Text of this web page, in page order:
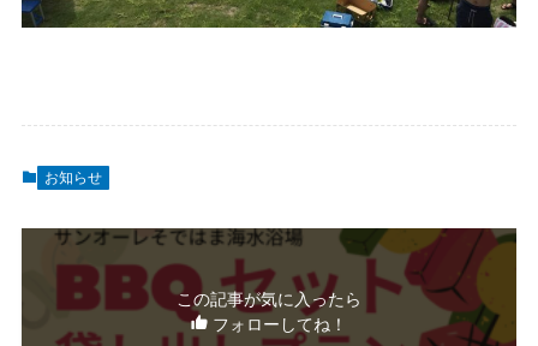
お知らせ
この記事が気に入ったら
フォローしてね！